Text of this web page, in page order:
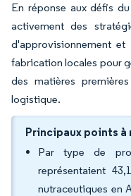
En réponse aux défis
activement des
d'approvisionnement
fabrication locales pour
des matières
logistique.
Principaux points
Par type de
représentaient
nutraceutiques en